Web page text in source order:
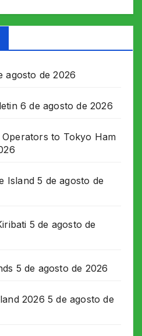
agosto de 2026
6 de agosto de 2026
Operators to Tokyo Ham
Island 5 de agosto de
5 de agosto de
5 de agosto de 2026
2026 5 de agosto de